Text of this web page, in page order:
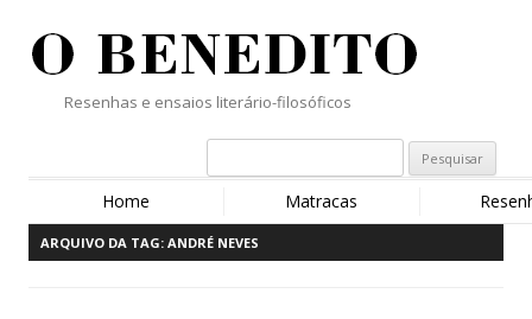
Resenhas e ensaios literário-filosóficos
Home Matracas
ARQUIVO DA TAG: ANDRÉ NEVES